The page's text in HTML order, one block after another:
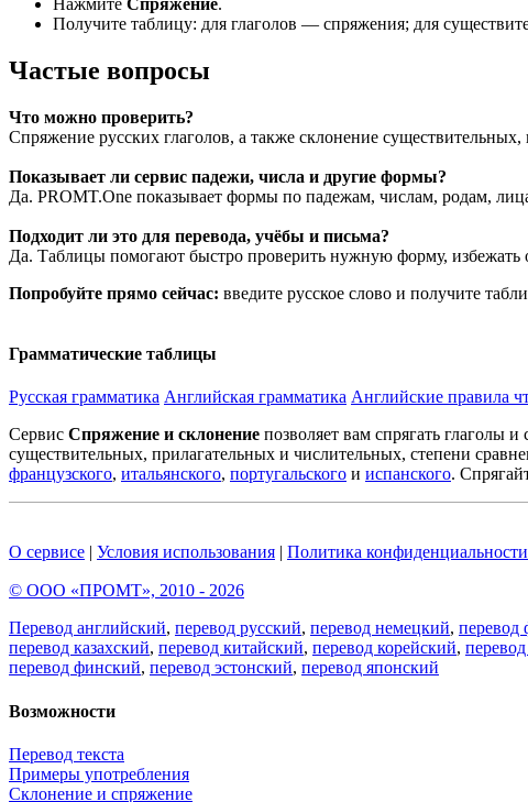
Нажмите Спряжение.
Получите таблицу: для глаголов — спряжения; для
Частые вопросы
Что можно проверить?
Спряжение русских глаголов, а также склонение
Показывает ли сервис падежи, числа и другие формы?
Да. PROMT.One показывает формы по падежам, числам, родам,
Подходит ли это для перевода, учёбы и письма?
Да. Таблицы помогают быстро проверить нужную форму, избежать
Попробуйте прямо сейчас: введите русское слово и получите
Грамматические таблицы
Русская грамматика Английская грамматика Английские правила
Сервис Спряжение и склонение позволяет вам спрягать глаголы
существительных, прилагательных и числительных, степени
французского, итальянского, португальского и испанского.
О сервисе | Условия использования | Политика конфиденциальности
© ООО «ПРОМТ», 2010 - 2026
Перевод английский, перевод русский, перевод немецкий, перевод
перевод казахский, перевод китайский, перевод корейский,
перевод финский, перевод эстонский, перевод японский
Возможности
Перевод текста
Примеры употребления
Склонение и спряжение